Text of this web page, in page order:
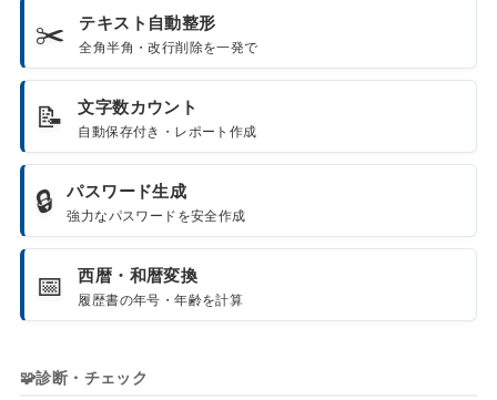
✂️ テキスト自動整形
全角半角・改行削除を一発で
📝 文字数カウント
自動保存付き・レポート作成
🔒 パスワード生成
強力なパスワードを安全作成
📅 西暦・和暦変換
履歴書の年号・年齢を計算
🧩診断・チェック